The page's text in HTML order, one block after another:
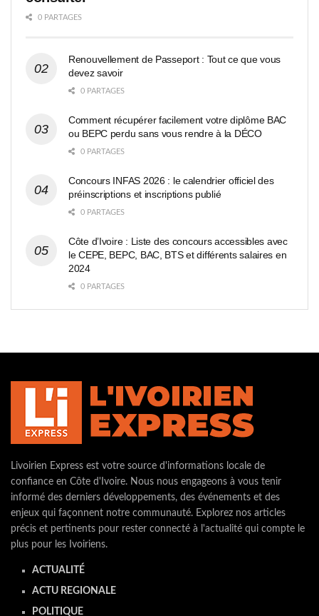
0 PARTAGES
Renouvellement de Passeport : Tout ce que vous
devez savoir
0 PARTAGES
Comment récupérer facilement votre diplôme BAC
ou BEPC perdu sans vous rendre à la DÉCO
0 PARTAGES
Concours INFAS 2026 : le calendrier officiel des
préinscriptions et inscriptions publié
0 PARTAGES
Côte d’Ivoire : Liste des concours accessibles avec
le CEPE, BEPC, BAC, BTS et différents salaires en
2024
0 PARTAGES
Livoirien Express est votre source d'informations locale de
confiance en Côte d'Ivoire. Nous nous engageons à vous tenir
informé des derniers développements, des événements et des
enjeux qui façonnent notre communauté. Explorez nos articles
précis et pertinents pour rester connecté à l'actualité qui compte le
plus pour les Ivoiriens.
ACTUALITÉ
ACTU REGIONALE
POLITIQUE